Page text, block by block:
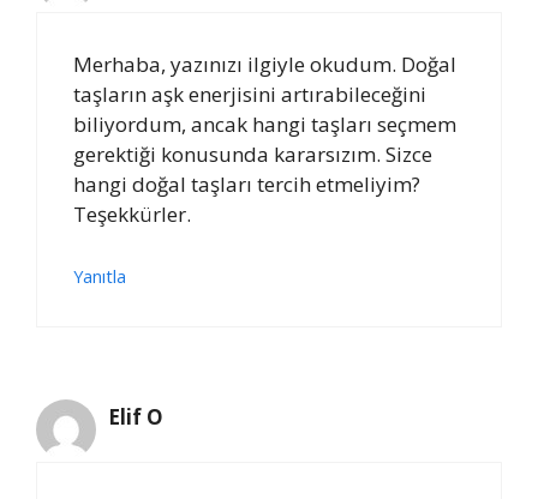
Merhaba, yazınızı ilgiyle okudum. Doğal
taşların aşk enerjisini artırabileceğini
biliyordum, ancak hangi taşları seçmem
gerektiği konusunda kararsızım. Sizce
hangi doğal taşları tercih etmeliyim?
Teşekkürler.
Yanıtla
Elif O